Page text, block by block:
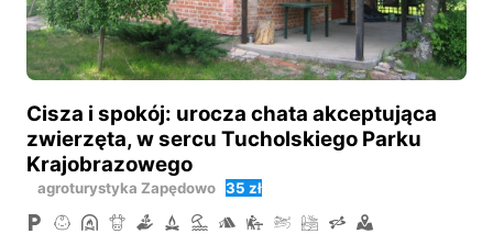
Cisza i spokój: urocza chata akceptująca
zwierzęta, w sercu Tucholskiego Parku
Krajobrazowego
agroturystyka Zapędowo 35 zł